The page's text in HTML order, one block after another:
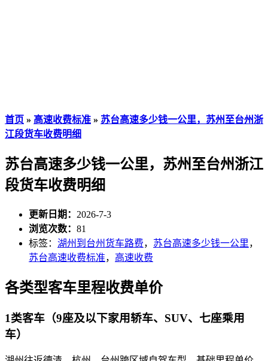
首页 » 高速收费标准 » 苏台高速多少钱一公里，苏州至台州浙
江段货车收费明细
苏台高速多少钱一公里，苏州至台州浙江
段货车收费明细
更新日期： 2026-7-3
浏览次数： 81
标签： 湖州到台州货车路费， 苏台高速多少钱一公里，
苏台高速收费标准， 高速收费
各类型客车里程收费单价
1类客车（9座及以下家用轿车、SUV、七座乘用
车）